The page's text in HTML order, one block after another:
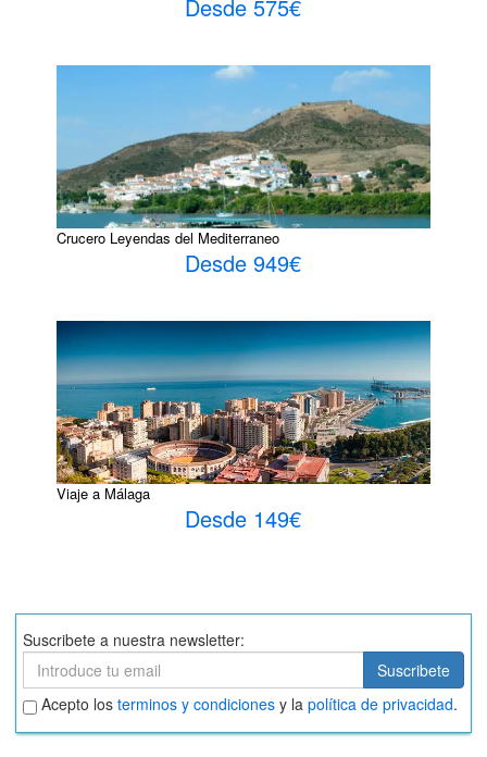
Desde 575€
Crucero Leyendas del Mediterraneo
Desde 949€
Viaje a Málaga
Desde 149€
Suscribete a nuestra newsletter:
Suscribete
Suscribete
Aceptar
términos
y
Acepto los terminos y condiciones y la política de privacidad.